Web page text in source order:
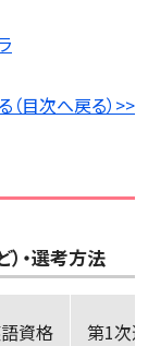
（目次へ戻る）>>
・選考方法
資格 第